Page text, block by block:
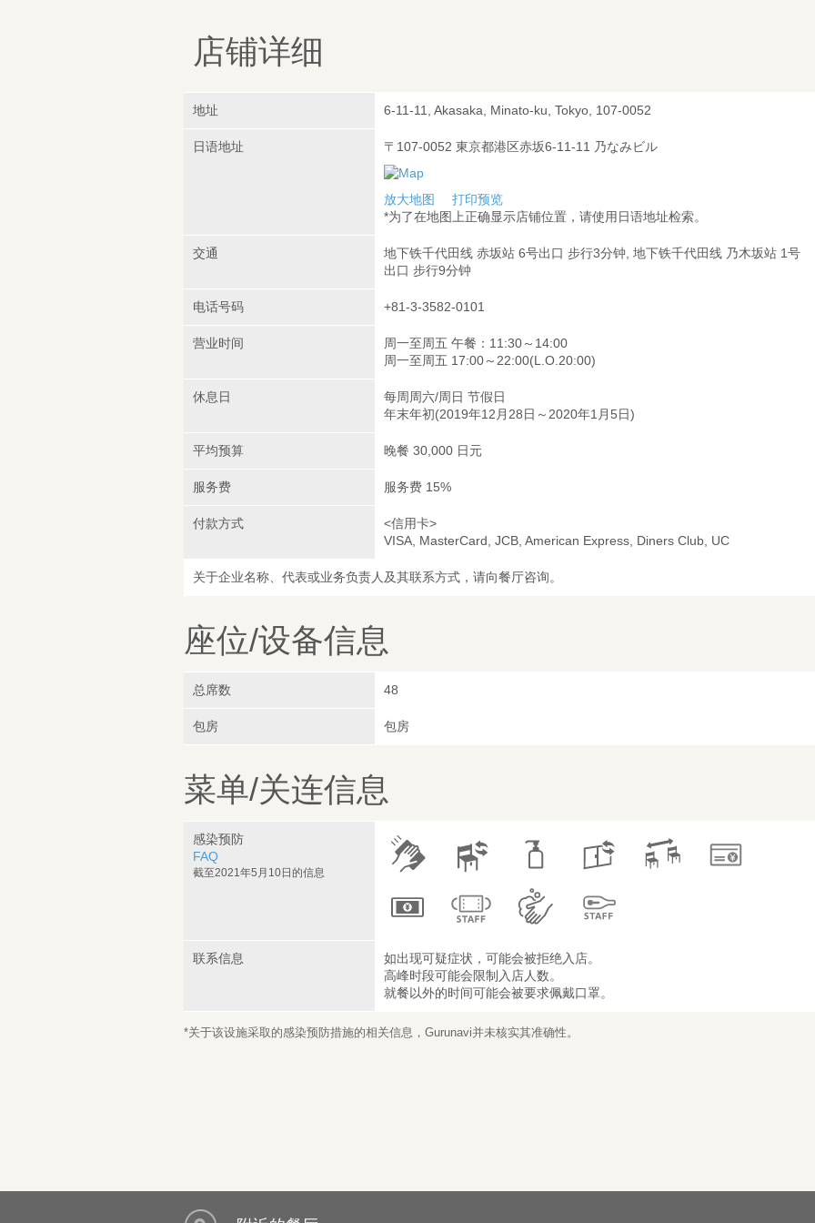
店铺详细
地址 6-11-11, Akasaka, Minato-ku, Tokyo, 107-0052
日语地址 〒107-0052 東京都港区赤坂6-11-11 乃なみビル
放大地图
打印预览
*为了在地图上正确显示店铺位置，请使用日语地址检索。
交通
地下铁千代田线 赤坂站 6号出口 步行3分钟, 地下铁千代田线 乃木坂站 1号
出口 步行9分钟
电话号码 +81-3-3582-0101
营业时间
周一至周五 午餐：11:30～14:00
周一至周五 17:00～22:00(L.O.20:00)
休息日
每周周六/周日 节假日
年末年初(2019年12月28日～2020年1月5日)
平均预算 晚餐 30,000 日元
服务费 服务费 15%
付款方式
<信用卡>
VISA, MasterCard, JCB, American Express, Diners Club, UC
关于企业名称、代表或业务负责人及其联系方式，请向餐厅咨询。
座位/设备信息
总席数 48
包房 包房
菜单/关连信息
感染预防
FAQ
截至2021年5月10日的信息
联系信息
如出现可疑症状，可能会被拒绝入店。
高峰时段可能会限制入店人数。
就餐以外的时间可能会被要求佩戴口罩。
*关于该设施采取的感染预防措施的相关信息，Gurunavi并未核实其准确性。